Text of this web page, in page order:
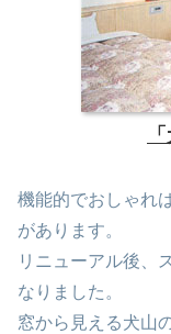
機能的でおしゃれ
があります。
リニューアル後、
なりました。
窓から見える犬山